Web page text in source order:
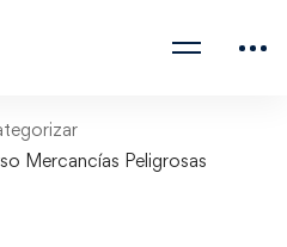
Mercancías Peligrosas